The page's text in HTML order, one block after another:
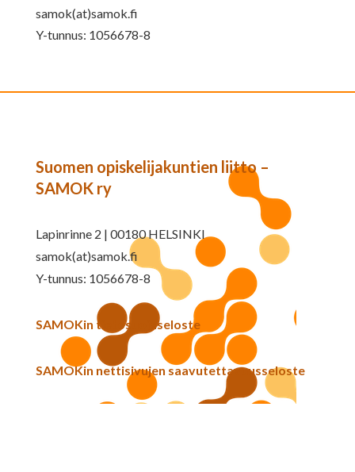
samok(at)samok.fi
Y-tunnus: 1056678-8
Suomen opiskelijakuntien liitto –
SAMOK ry
Lapinrinne 2 | 00180 HELSINKI
samok(at)samok.fi
Y-tunnus: 1056678-8
SAMOKin tietosuojaseloste
SAMOKin nettisivujen saavutettavuusseloste